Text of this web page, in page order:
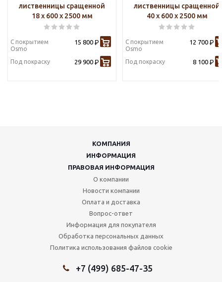
лиственницы сращенной
18 х 600 х 2500 мм
С покрытием
Osmo
15 800 Р
Под покраску 29 900 Р
лиственницы сращенной
40 х 600 х 2500 мм
С покрытием
Osmo
12 700 Р
Под покраску 8 100 Р
КОМПАНИЯ
ИНФОРМАЦИЯ
ПРАВОВАЯ ИНФОРМАЦИЯ
О компании
Новости компании
Оплата и доставка
Вопрос-ответ
Информация для покупателя
Обработка персональных данных
Политика использования файлов cookie
+7 (499) 685-47-35